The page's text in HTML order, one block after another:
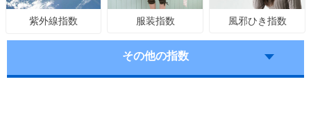
紫外線指数 服装指数 風邪ひき指数
その他の指数